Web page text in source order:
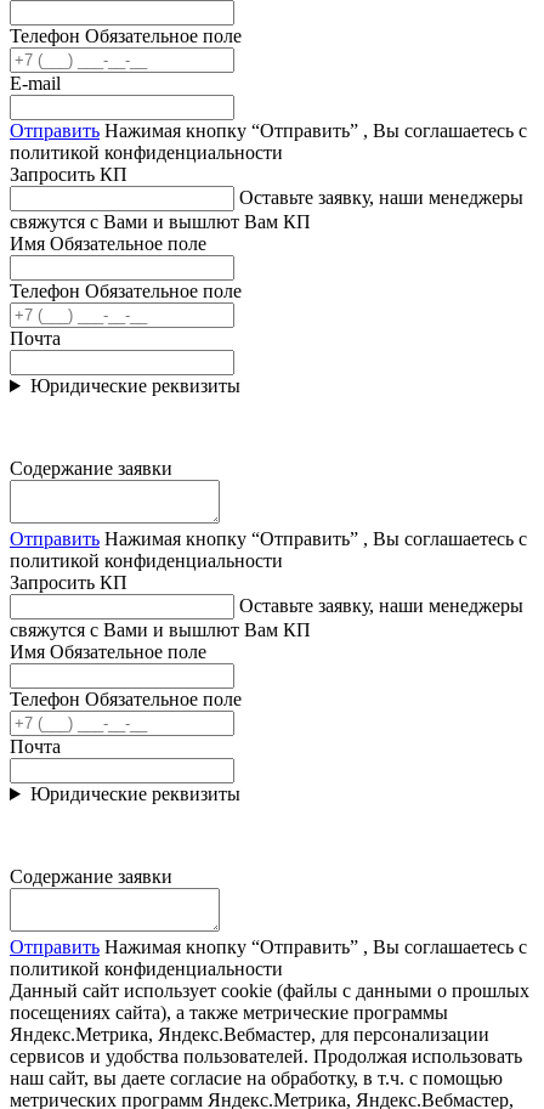
Телефон Обязательное поле
E-mail
Отправить Нажимая кнопку “Отправить” , Вы соглашаетесь с
политикой конфиденциальности
Запросить КП
Оставьте заявку, наши менеджеры
свяжутся с Вами и вышлют Вам КП
Имя Обязательное поле
Телефон Обязательное поле
Почта
Юридические реквизиты
Содержание заявки
Отправить Нажимая кнопку “Отправить” , Вы соглашаетесь с
политикой конфиденциальности
Запросить КП
Оставьте заявку, наши менеджеры
свяжутся с Вами и вышлют Вам КП
Имя Обязательное поле
Телефон Обязательное поле
Почта
Юридические реквизиты
Содержание заявки
Отправить Нажимая кнопку “Отправить” , Вы соглашаетесь с
политикой конфиденциальности
Данный сайт использует cookie (файлы с данными о прошлых
посещениях сайта), а также метрические программы
Яндекс.Метрика, Яндекс.Вебмастер, для персонализации
сервисов и удобства пользователей. Продолжая использовать
наш сайт, вы даете согласие на обработку, в т.ч. с помощью
метрических программ Яндекс.Метрика, Яндекс.Вебмастер,